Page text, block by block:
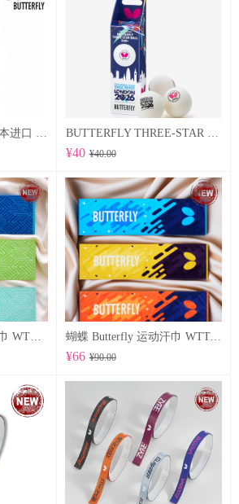
¥40 ¥40.00
蝴蝶 Butterfly 运动汗巾 WTT-122 蝴蝶 Butterfly 运动汗巾 WTT-123
¥66 ¥90.00